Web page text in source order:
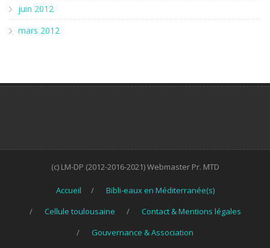
juin 2012
mars 2012
(c) LM-DP (2012-2016-2021) Webmaster Pr. MTD
Accueil
Bibli-eaux en Méditerranée(s)
Cellule toulousaine
Contact & Mentions légales
Gouvernance & Association